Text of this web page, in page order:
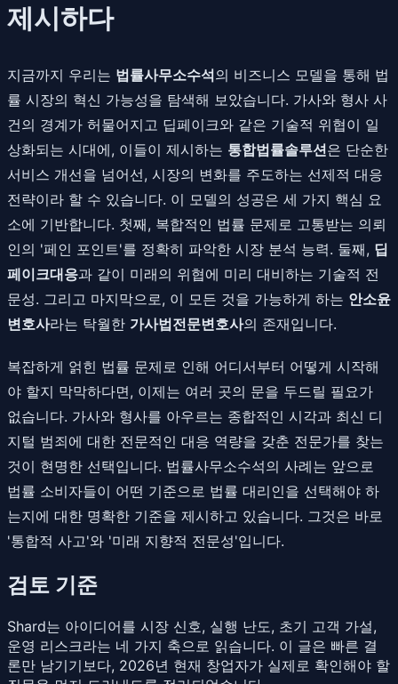
제시하다
지금까지 우리는 법률사무소수석의 비즈니스 모델을 통해 법
률 시장의 혁신 가능성을 탐색해 보았습니다. 가사와 형사 사
건의 경계가 허물어지고 딥페이크와 같은 기술적 위협이 일
상화되는 시대에, 이들이 제시하는 통합법률솔루션은 단순한
서비스 개선을 넘어선, 시장의 변화를 주도하는 선제적 대응
전략이라 할 수 있습니다. 이 모델의 성공은 세 가지 핵심 요
소에 기반합니다. 첫째, 복합적인 법률 문제로 고통받는 의뢰
인의 '페인 포인트'를 정확히 파악한 시장 분석 능력. 둘째, 딥
페이크대응과 같이 미래의 위협에 미리 대비하는 기술적 전
문성. 그리고 마지막으로, 이 모든 것을 가능하게 하는 안소윤
변호사라는 탁월한 가사법전문변호사의 존재입니다.
복잡하게 얽힌 법률 문제로 인해 어디서부터 어떻게 시작해
야 할지 막막하다면, 이제는 여러 곳의 문을 두드릴 필요가
없습니다. 가사와 형사를 아우르는 종합적인 시각과 최신 디
지털 범죄에 대한 전문적인 대응 역량을 갖춘 전문가를 찾는
것이 현명한 선택입니다. 법률사무소수석의 사례는 앞으로
법률 소비자들이 어떤 기준으로 법률 대리인을 선택해야 하
는지에 대한 명확한 기준을 제시하고 있습니다. 그것은 바로
'통합적 사고'와 '미래 지향적 전문성'입니다.
검토 기준
Shard는 아이디어를 시장 신호, 실행 난도, 초기 고객 가설,
운영 리스크라는 네 가지 축으로 읽습니다. 이 글은 빠른 결
론만 남기기보다, 2026년 현재 창업자가 실제로 확인해야 할